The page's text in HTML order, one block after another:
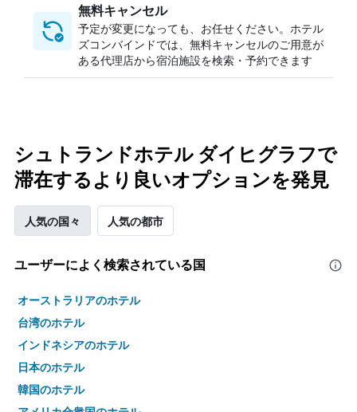
無料キャンセル
予定が変更になっても、お任せください。ホテル
ズコンバインドでは、無料キャンセルのご用意が
ある代理店から宿泊施設を検索・予約できます
シュトランドホテル ダイヒグラフで
滞在するより良いオプションを発見
人気の国々 人気の都市
ユーザーによく検索されている国
オーストラリアのホテル
台湾のホテル
インドネシアのホテル
日本のホテル
韓国のホテル